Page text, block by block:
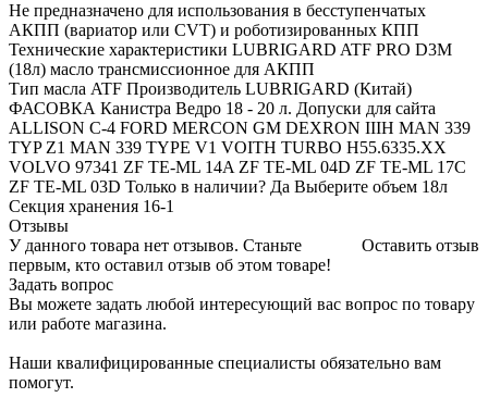
Не предназначено для использования в бесступенчатых
АКПП (вариатор или CVT) и роботизированных КПП
Технические характеристики LUBRIGARD ATF PRO D3M
(18л) масло трансмиссионное для АКПП
Тип масла ATF Производитель LUBRIGARD (Китай)
ФАСОВКА Канистра Ведро 18 - 20 л. Допуски для сайта
ALLISON C-4 FORD MERCON GM DEXRON IIIH MAN 339
TYP Z1 MAN 339 TYPE V1 VOITH TURBO H55.6335.XX
VOLVO 97341 ZF TE-ML 14A ZF TE-ML 04D ZF TE-ML 17C
ZF TE-ML 03D Только в наличии? Да Выберите объем 18л
Секция хранения 16-1
Отзывы
Оставить отзыв
У данного товара нет отзывов. Станьте
первым, кто оставил отзыв об этом товаре!
Задать вопрос
Вы можете задать любой интересующий вас вопрос по товару
или работе магазина.
Наши квалифицированные специалисты обязательно вам
помогут.